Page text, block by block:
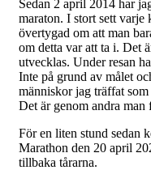
Sedan 2 april 2014 har
maraton. I stort sett
övertygad om att man
om detta var att ta i. Det
utvecklas. Under resan
Inte på grund av målet
människor jag träffat
Det är genom andra man
För en liten stund sedan
Marathon den 20 april
tillbaka tårarna.